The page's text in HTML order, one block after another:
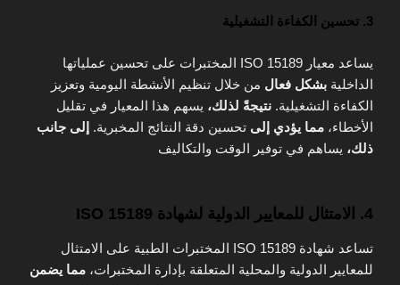
3. تحسين الكفاءة التشغيلية
يساعد معيار ISO 15189 المختبرات على تحسين عملياتها
الداخلية بشكل فعال من خلال تنظيم الأنشطة اليومية وتعزيز
الكفاءة التشغيلية. نتيجةً لذلك، يسهم هذا المعيار في تقليل
الأخطاء، مما يؤدي إلى تحسين دقة النتائج المخبرية. إلى جانب
ذلك، يساهم في توفير الوقت والتكاليف
4. الامتثال للمعايير الدولية لشهادة ISO 15189
تساعد شهادة ISO 15189 المختبرات الطبية على الامتثال
للمعايير الدولية والمحلية المتعلقة بإدارة المختبرات، مما يضمن